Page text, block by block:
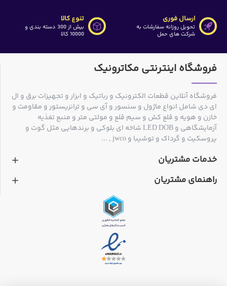
این کالا در خریدهای عمده شامل تخفیف می باشد که مقدار این
تخفیف در ذیل قیمت درج گردیده است
ارسال فوری
تحویل روزانه سفارشات به
شرکت های حمل
تنوع کالا
بیش از 300 دسته بندی و
10000 کالا
فروشگاه اینترنتی مکاترونیک
فروشگاه آنلاین قطعات الکترونیک و رباتیک و ابزار و تجهیزات برق و ال
ای دی شامل انواع ماژول و سنسور و آی سی و ترانزیستور و مقاومت و
خازن و هویه و قلع کش و سیم قلع و مولتی متر و منبع تغذیه
آزمایشگاهی و LED DOB شاخه ای بلوکی و برندهایی مثل گوت و
پروسکیت و گرداک و توشیبا و jwco , ...
خدمات مشتریان
راهنمای مشتریان